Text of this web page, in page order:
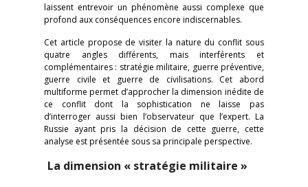
laissent entrevoir un phénomène aussi complexe que
profond aux conséquences encore indiscernables.
Cet article propose de visiter la nature du conflit sous
quatre angles différents, mais interférents et
complémentaires : stratégie militaire, guerre préventive,
guerre civile et guerre de civilisations. Cet abord
multiforme permet d’approcher la dimension inédite de
ce conflit dont la sophistication ne laisse pas
d’interroger aussi bien l’observateur que l’expert. La
Russie ayant pris la décision de cette guerre, cette
analyse est présentée sous sa principale perspective.
La dimension « stratégie militaire »